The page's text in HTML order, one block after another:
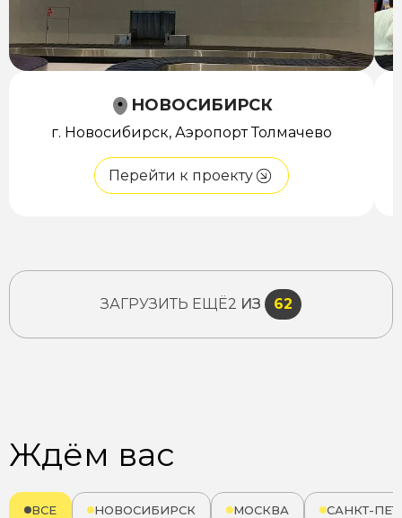
НОВОСИБИРСК
г. Новосибирск, Аэропорт Толмачево
Перейти к проекту
ЗАГРУЗИТЬ ЕЩЁ2 ИЗ 62
Ждём вас
ВСЕ НОВОСИБИРСК МОСКВА САНКТ-